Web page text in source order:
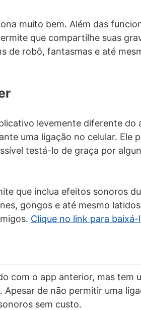
muito bem. Além das
que compartilhe suas
de robô, fantasmas e até
levemente diferente do
uma ligação no celular. Ele
testá-lo de graça por
que inclua efeitos sonoros
gongos e até mesmo
Clique no link para baixá-
com o app anterior, mas tem
Apesar de não permitir uma
sem custo.